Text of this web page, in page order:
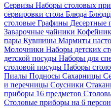
Сервизы Наборы столовых
сервировки стола Блюда
столовые Графины Десертные
Заварочные чайники
пары Кувшины Мармиты
Молочники Наборы детских
детской посуды Наборы для
столовой посуды Наборы
Пиалы Подносы Сахарницы
и перечницы Соусники
приборы 16 предметов
Столовые приборы на 6 персон